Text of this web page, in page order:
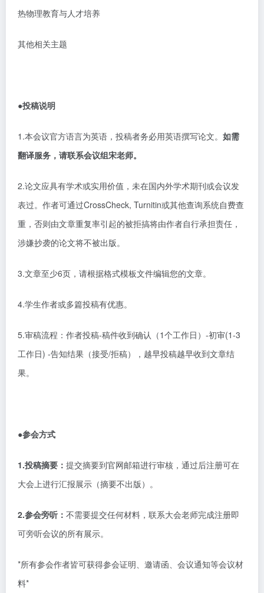
热物理教育与人才培养
其他相关主题
●投稿说明
1.本会议官方语言为英语，投稿者务必用英语撰写论文。 如需
翻译服务，请联系会议组宋老师。
2.论文应具有学术或实用价值，未在国内外学术期刊或会议发
表过。作者可通过CrossCheck, Turnitin或其他查询系统自费查
重，否则由文章重复率引起的被拒搞将由作者自行承担责任，
涉嫌抄袭的论文将不被出版。
3.文章至少6页，请根据格式模板文件编辑您的文章。
4.学生作者或多篇投稿有优惠。
5.审稿流程：作者投稿-稿件收到确认（1个工作日）-初审(1-3
工作日) -告知结果（接受/拒稿），越早投稿越早收到文章结
果。
●参会方式
1.投稿摘要： 提交摘要到官网邮箱进行审核，通过后注册可在
大会上进行汇报展示（摘要不出版）。
2.参会旁听： 不需要提交任何材料，联系大会老师完成注册即
可旁听会议的所有展示。
*所有参会作者皆可获得参会证明、邀请函、会议通知等会议材
料*